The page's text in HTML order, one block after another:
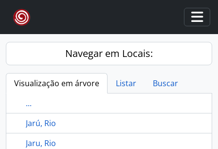
Skip to main content
Navegar em Locais:
Visualização em árvore Listar
Buscar
...
Jarú, Rio
Jaru, Rio